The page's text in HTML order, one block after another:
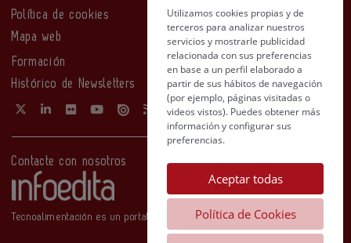
Política de cookies
Mapa web
Formación
Histórico de Newsletters
Contacte con nosotros
Tecnoalimentación es un portal de Infoedita
Utilizamos cookies propias y de
terceros para analizar nuestros
servicios y mostrarle publicidad
relacionada con sus preferencias
en base a un perfil elaborado a
partir de sus hábitos de navegación
(por ejemplo, páginas visitadas o
videos vistos). Puedes obtener más
información y configurar sus
preferencias.
Aceptar todas
Política de Cookies